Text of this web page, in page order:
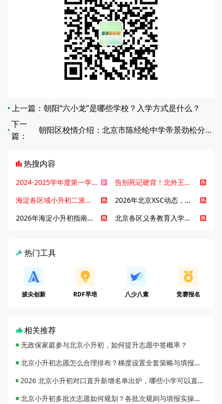
上一篇： 朝阳“六小龙”是哪些学校？入学方式是什么？
下一
篇：
朝阳区校情介绍：北京市陈经纶中学帝景劲松分校怎么样？
热搜内容
2024-2025学年度第一学期北京各区期末考试真题试卷汇总
告别死记硬背！北外王牌精读词汇课，帮孩子突破英语词汇难关
海淀各区域小升初二派全攻略合集！区域一至五志愿填报、升学策略详解
2026年北京XSC动态，持续更新中ing...
2026年海淀小升初指南，一文了解招生政策要点
北京各区义务教育入学咨询电话汇总，25年小升初家长提前收藏
热门工具
拔尖创新 RDF早培 八少八素 竞赛报名
相关推荐
无政保家庭参与北京小升初，如何提升志愿中签概率？
北京小升初志愿怎么合理排布？梯度设置全套策略与填报避坑指南
2026 北京小升初对口直升新增名单出炉，哪些小学可以直升优质初中？
北京小升初多批次志愿如何规划？各批次规则与填报实操指南